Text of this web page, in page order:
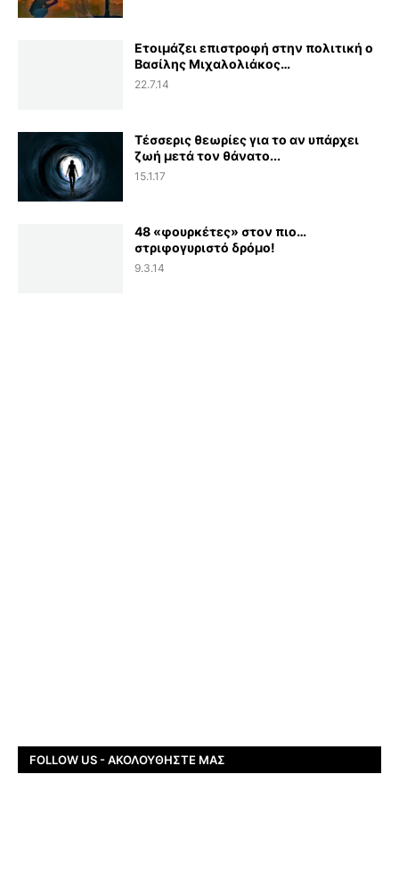
Ετοιμάζει επιστροφή στην πολιτική ο
Βασίλης Μιχαλολιάκος…
22.7.14
Τέσσερις θεωρίες για το αν υπάρχει
ζωή μετά τον θάνατο...
15.1.17
48 «φουρκέτες» στον πιο…
στριφογυριστό δρόμο!
9.3.14
FOLLOW US - ΑΚΟΛΟΥΘΉΣΤΕ ΜΑΣ